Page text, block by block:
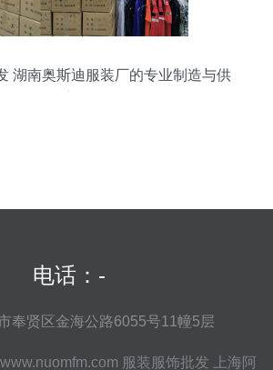
湖南奥斯迪服装厂的专业制造与供
电话：-
奉贤区金海公路6055号11幢5层
www.nuomfm.com 服装服饰批发 上海阿